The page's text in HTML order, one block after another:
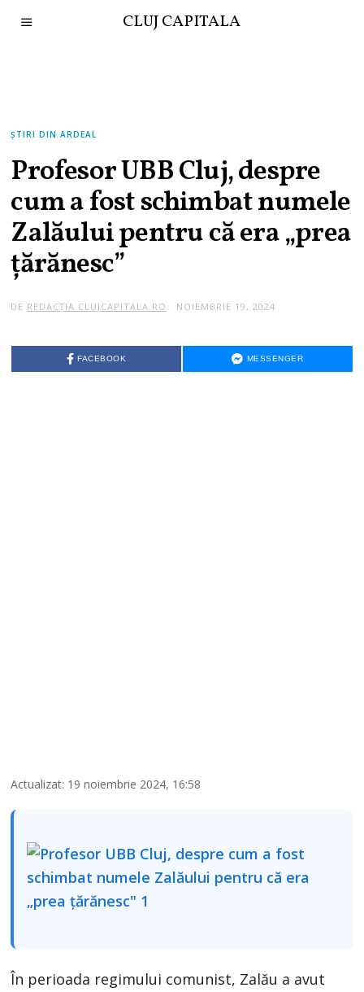
CLUJ CAPITALA
ȘTIRI DIN ARDEAL
Profesor UBB Cluj, despre
cum a fost schimbat numele
Zalăului pentru că era „prea
țărănesc”
DE REDACȚIA CLUJCAPITALA.RO NOIEMBRIE 19, 2024
FACEBOOK MESSENGER
Actualizat: 19 noiembrie 2024, 16:58
În perioada regimului comunist, Zalău a avut